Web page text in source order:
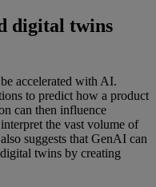
digital twins
accelerated with AI.
to predict how a product
can then influence
the vast volume of
also suggests that GenAI can
twins by creating